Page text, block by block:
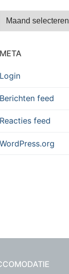
Archieven
META
Login
Berichten feed
Reacties feed
WordPress.org